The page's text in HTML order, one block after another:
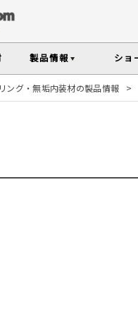
製品情報
内装部材・製品
ショ
木材の基
性質や施工のポイントなど無
人気の
メンテナン
扱う上で知っておきたい、
塗料・メンテナン
ング・無垢内装材の製品情報 >